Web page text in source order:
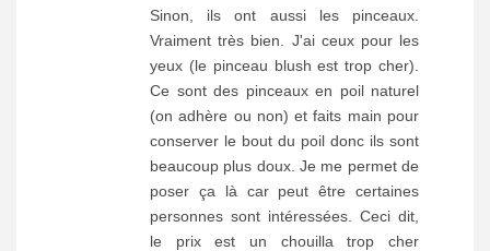
Sinon, ils ont aussi les pinceaux.
Vraiment très bien. J'ai ceux pour les
yeux (le pinceau blush est trop cher).
Ce sont des pinceaux en poil naturel
(on adhère ou non) et faits main pour
conserver le bout du poil donc ils sont
beaucoup plus doux. Je me permet de
poser ça là car peut être certaines
personnes sont intéressées. Ceci dit,
le prix est un chouilla trop cher